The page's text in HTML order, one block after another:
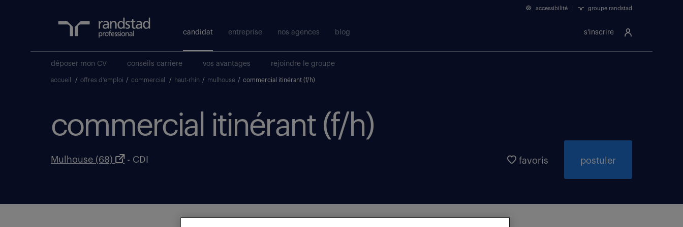
s'inscrire
accessibilité groupe randstad
candidat entreprise nos agences blog
déposer mon CV conseils carriere vos avantages rejoindre le groupe
accueil / offres d'emploi / commercial / haut-rhin / mulhouse / commercial itinérant (f/h)
commercial itinérant (f/h)
Mulhouse (68) - CDI postuler
favoris